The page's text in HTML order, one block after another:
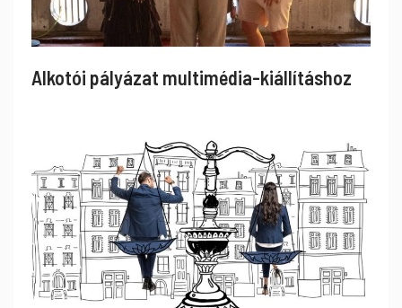
Alkotói pályázat multimédia-kiállításhoz